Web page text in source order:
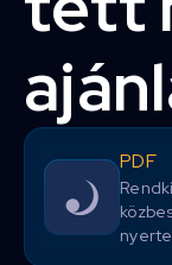
PDF